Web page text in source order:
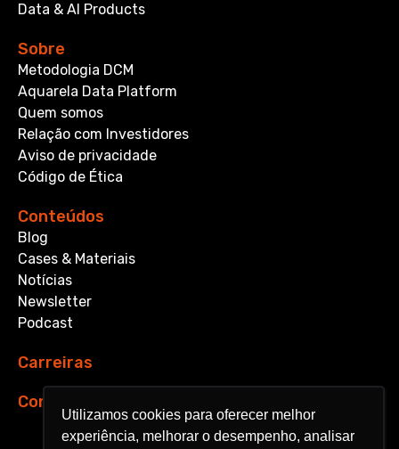
Utilizamos cookies para oferecer melhor
experiência, melhorar o desempenho, analisar
Utilizamos cookies para oferecer melhor
experiência, melhorar o desempenho, analisar
Data & AI Products
Sobre
Metodologia DCM
Aquarela Data Platform
Quem somos
Relação com Investidores
Aviso de privacidade
Código de Ética
Conteúdos
Blog
Cases & Materiais
Notícias
Newsletter
Podcast
Carreiras
Contato